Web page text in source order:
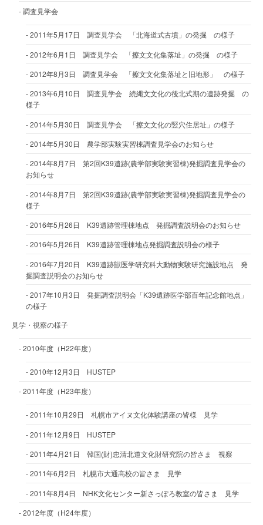
調査見学会
2011年5月17日 調査見学会 「北海道式古墳」の発掘 の様子
2012年6月1日 調査見学会 「擦文文化集落址」の発掘 の様子
2012年8月3日 調査見学会 「擦文文化集落址と旧地形」 の様子
2013年6月10日 調査見学会 続縄文文化の後北式期の遺跡発掘 の
様子
2014年5月30日 調査見学会 「擦文文化の竪穴住居址」の様子
2014年5月30日 農学部実験実習棟調査見学会のお知らせ
2014年8月7日 第2回K39遺跡(農学部実験実習棟)発掘調査見学会の
お知らせ
2014年8月7日 第2回K39遺跡(農学部実験実習棟)発掘調査見学会の
様子
2016年5月26日 K39遺跡管理棟地点 発掘調査説明会のお知らせ
2016年5月26日 K39遺跡管理棟地点発掘調査説明会の様子
2016年7月20日 K39遺跡獣医学研究科大動物実験研究施設地点 発
掘調査説明会のお知らせ
2017年10月3日 発掘調査説明会「K39遺跡医学部百年記念館地点」
の様子
見学・視察の様子
2010年度（H22年度）
2010年12月3日 HUSTEP
2011年度（H23年度）
2011年10月29日 札幌市アイヌ文化体験講座の皆様 見学
2011年12月9日 HUSTEP
2011年4月21日 韓国(財)忠清北道文化財研究院の皆さま 視察
2011年6月2日 札幌市大通高校の皆さま 見学
2011年8月4日 NHK文化センター新さっぽろ教室の皆さま 見学
2012年度（H24年度）